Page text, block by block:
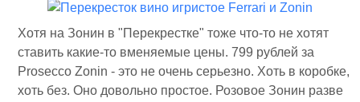
Хотя на Зонин в "Перекрестке" тоже что-то не хотят
ставить какие-то вменяемые цены. 799 рублей за
Prosecco Zonin - это не очень серьезно. Хоть в коробке,
хоть без. Оно довольно простое. Розовое Зонин разве